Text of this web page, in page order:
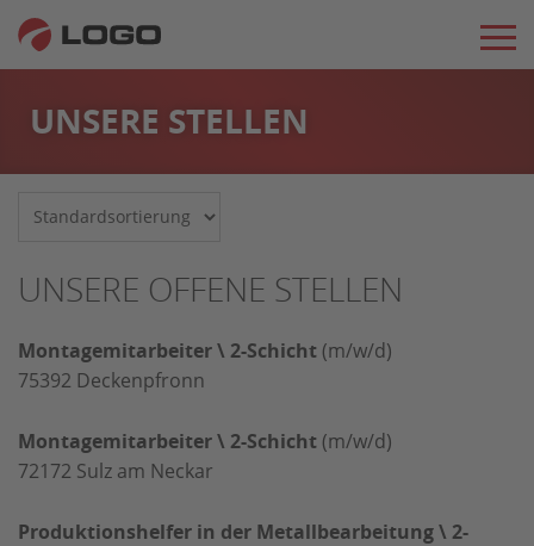
UNSERE STELLEN
UNSERE OFFENE STELLEN
Montagemitarbeiter \ 2-Schicht (m/w/d)
75392 Deckenpfronn
Montagemitarbeiter \ 2-Schicht (m/w/d)
72172 Sulz am Neckar
Produktionshelfer in der Metallbearbeitung \ 2-